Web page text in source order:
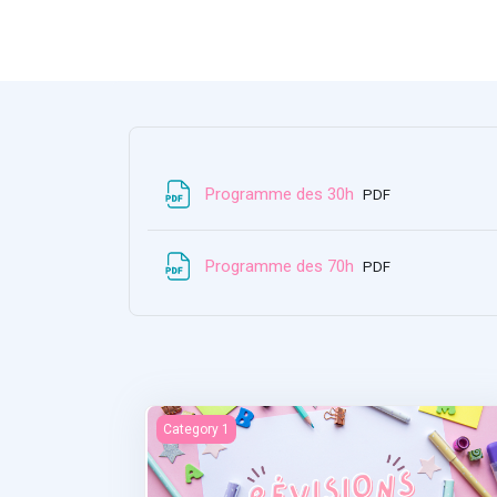
Programme des 30h Datei
PDF
Programme des 70h Datei
PDF
Révisions
Category 1